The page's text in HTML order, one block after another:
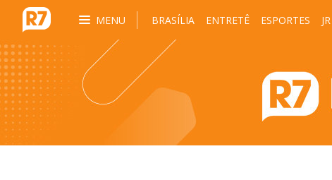
MENU BRASÍLIA ENTRETÊ ESPORTES